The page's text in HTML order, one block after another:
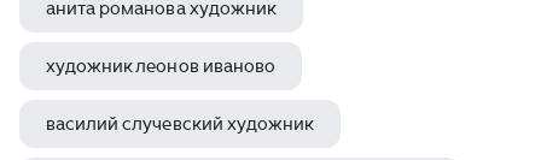
анита романова художник
художник леонов иваново
василий случевский художник